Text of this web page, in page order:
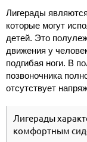
Лигерады
которые могут
детей. Это
движения у
подгибая ноги. В
позвоночника
отсутствует
Лигерады
комфортным